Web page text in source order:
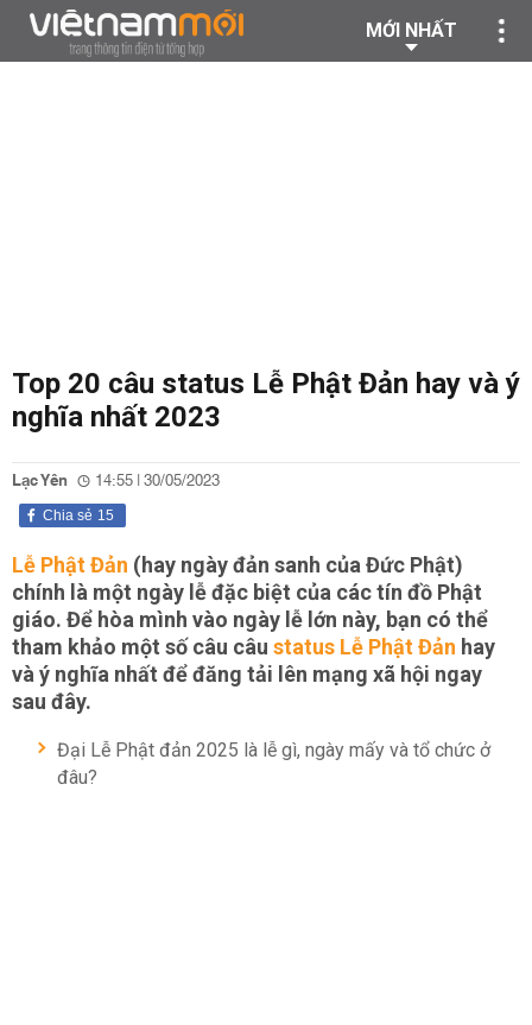
MỚI NHẤT
Top 20 câu status Lễ Phật Đản hay và ý
nghĩa nhất 2023
Lạc Yên 14:55 | 30/05/2023
15
Chia sẻ
Lễ Phật Đản (hay ngày đản sanh của Đức Phật)
chính là một ngày lễ đặc biệt của các tín đồ Phật
giáo. Để hòa mình vào ngày lễ lớn này, bạn có thể
tham khảo một số câu câu status Lễ Phật Đản hay
và ý nghĩa nhất để đăng tải lên mạng xã hội ngay
sau đây.
Đại Lễ Phật đản 2025 là lễ gì, ngày mấy và tổ chức ở
đâu?